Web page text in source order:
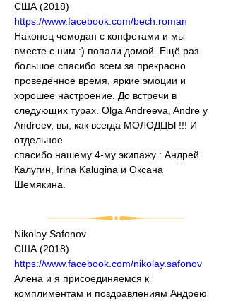
США (2018)
https://www.facebook.com/bech.roman
Наконец чемодан с конфетами и мы
вместе с ним :) попали домой. Ещё раз
большое спасибо всем за прекрасно
проведённое время, яркие эмоции и
хорошее настроение. До встречи в
следующих турах. Olga Andreeva, Andre y
Andreev, вы, как всегда МОЛОДЦЫ !!! И
отдельное
спасибо нашему 4-му экипажу : Андрей
Калугин, Irina Kalugina и Оксана
Шемякина.
Nikolay Safonov
США (2018)
https://www.facebook.com/nikolay.safonov
Алёна и я присоединяемся к
комплиментам и поздравлениям Андрею